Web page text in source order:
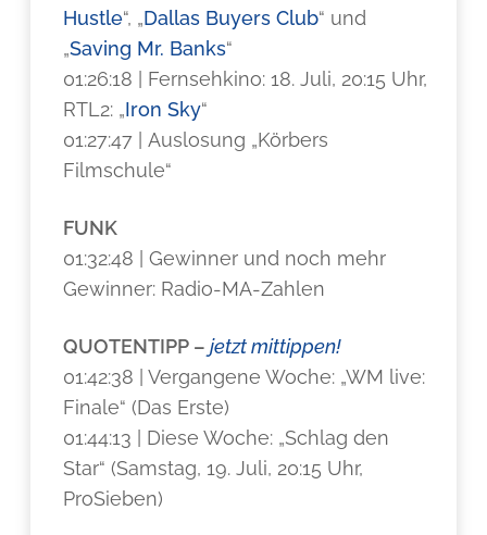
Hustle“, „Dallas Buyers Club“ und
„Saving Mr. Banks“
01:26:18 | Fernsehkino: 18. Juli, 20:15 Uhr,
RTL2: „Iron Sky“
01:27:47 | Auslosung „Körbers
Filmschule“
FUNK
01:32:48 | Gewinner und noch mehr
Gewinner: Radio-MA-Zahlen
QUOTENTIPP –jetzt mittippen!
01:42:38 | Vergangene Woche: „WM live:
Finale“ (Das Erste)
01:44:13 | Diese Woche: „Schlag den
Star“ (Samstag, 19. Juli, 20:15 Uhr,
ProSieben)